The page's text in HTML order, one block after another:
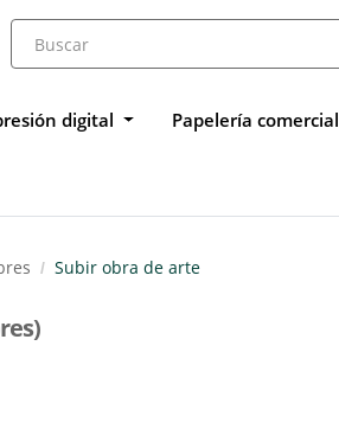
digital Papelería comercial
Subir obra de arte